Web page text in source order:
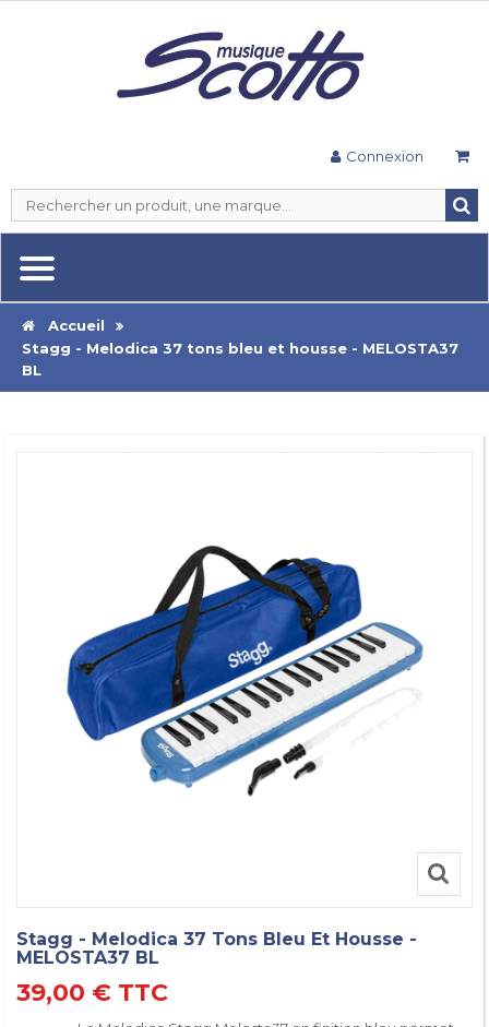
Connexion
Accueil
Stagg - Melodica 37 tons bleu et housse - MELOSTA37
BL
Stagg - Melodica 37 Tons Bleu Et Housse -
MELOSTA37 BL
39,00 € TTC